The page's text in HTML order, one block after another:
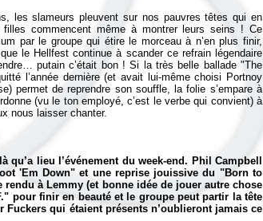
les slameurs pleuvent sur nos pauvres têtes qui en
commencent même à montrer leurs seins ! Ce
par le groupe qui étire le morceau à n’en plus finir,
le Hellfest continue à scander ce refrain légendaire
putain c’était bon ! Si la très belle ballade "The
l’année dernière (et avait lui-même choisi Portnoy
permet de reprendre son souffle, la folie s’empare à
(vu le ton employé, c’est le verbe qui convient) à
nous laisser chanter.
qu’a lieu l’événement du week-end. Phil Campbell
'Em Down" et une reprise jouissive du "Born to
à Lemmy (et bonne idée de jouer autre chose
pour finir en beauté et le groupe peut partir la tête
qui étaient présents n’oublieront jamais ce